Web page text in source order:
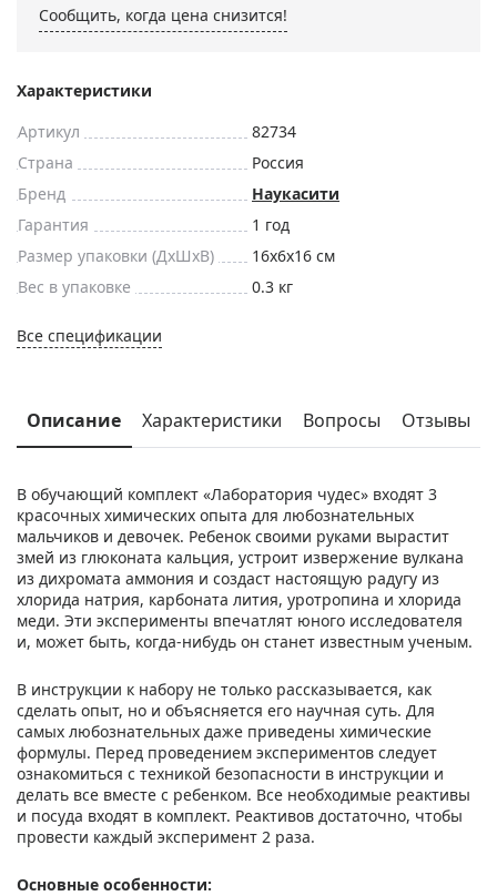
Сообщить, когда цена снизится!
Характеристики
Артикул
82734
Страна
Россия
Бренд
Наукасити
Гарантия
1 год
Размер упаковки (ДxШxВ)
16x6x16 см
Вес в упаковке
0.3 кг
Все спецификации
Описание Характеристики Вопросы Отзывы
В обучающий комплект «Лаборатория чудес» входят 3
красочных химических опыта для любознательных
мальчиков и девочек. Ребенок своими руками вырастит
змей из глюконата кальция, устроит извержение вулкана
из дихромата аммония и создаст настоящую радугу из
хлорида натрия, карбоната лития, уротропина и хлорида
меди. Эти эксперименты впечатлят юного исследователя
и, может быть, когда-нибудь он станет известным ученым.
В инструкции к набору не только рассказывается, как
сделать опыт, но и объясняется его научная суть. Для
самых любознательных даже приведены химические
формулы. Перед проведением экспериментов следует
ознакомиться с техникой безопасности в инструкции и
делать все вместе с ребенком. Все необходимые реактивы
и посуда входят в комплект. Реактивов достаточно, чтобы
провести каждый эксперимент 2 раза.
Основные особенности: